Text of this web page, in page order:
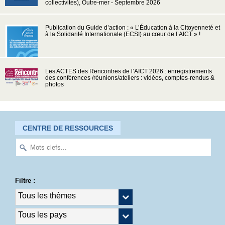
collectivités), Outre-mer - Septembre 2026
Publication du Guide d’action : « L’Éducation à la Citoyenneté et
à la Solidarité Internationale (ECSI) au cœur de l’AICT » !
Les ACTES des Rencontres de l’AICT 2026 : enregistrements
des conférences /réunions/ateliers : vidéos, comptes-rendus &
photos
CENTRE DE RESSOURCES
Filtre :